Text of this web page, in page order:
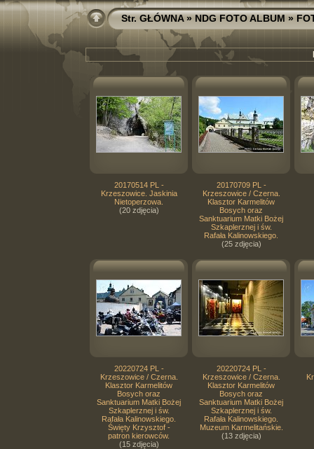
Str. GŁÓWNA»NDG FOTO ALBUM»
20170514 PL -
Krzeszowice. Jaskinia
Nietoperzowa.
(20 zdjęcia)
20170709 PL -
Krzeszowice / Czerna.
Klasztor Karmelitów
Bosych oraz
Sanktuarium Matki Bożej
Szkaplerznej i św.
Rafała Kalinowskiego.
(25 zdjęcia)
20220724 PL -
Krzeszowice / Czerna.
Klasztor Karmelitów
Bosych oraz
Sanktuarium Matki Bożej
Szkaplerznej i św.
Rafała Kalinowskiego.
Święty Krzysztof -
patron kierowców.
(15 zdjęcia)
20220724 PL -
Krzeszowice / Czerna.
Klasztor Karmelitów
Bosych oraz
Sanktuarium Matki Bożej
Szkaplerznej i św.
Rafała Kalinowskiego.
Muzeum Karmelitańskie.
(13 zdjęcia)